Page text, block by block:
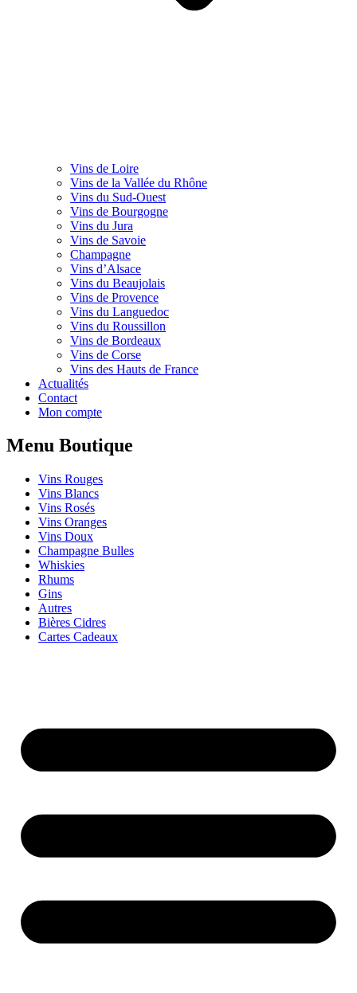
Vins de Loire
Vins de la Vallée du Rhône
Vins du Sud-Ouest
Vins de Bourgogne
Vins du Jura
Vins de Savoie
Champagne
Vins d’Alsace
Vins du Beaujolais
Vins de Provence
Vins du Languedoc
Vins du Roussillon
Vins de Bordeaux
Vins de Corse
Vins des Hauts de France
Actualités
Contact
Mon compte
Menu Boutique
Vins Rouges
Vins Blancs
Vins Rosés
Vins Oranges
Vins Doux
Champagne Bulles
Whiskies
Rhums
Gins
Autres
Bières Cidres
Cartes Cadeaux